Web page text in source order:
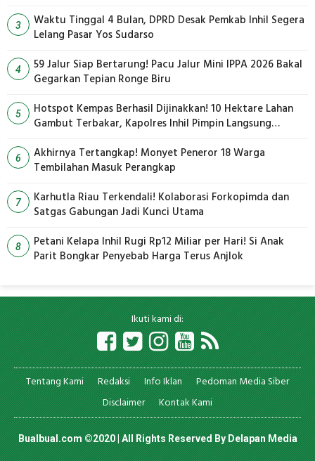
3
Waktu Tinggal 4 Bulan, DPRD Desak Pemkab Inhil Segera
Lelang Pasar Yos Sudarso
4
59 Jalur Siap Bertarung! Pacu Jalur Mini IPPA 2026 Bakal
Gegarkan Tepian Ronge Biru
5
Hotspot Kempas Berhasil Dijinakkan! 10 Hektare Lahan
Gambut Terbakar, Kapolres Inhil Pimpin Langsung
6
Akhirnya Tertangkap! Monyet Peneror 18 Warga
Tembilahan Masuk Perangkap
7
Karhutla Riau Terkendali! Kolaborasi Forkopimda dan
Satgas Gabungan Jadi Kunci Utama
8
Petani Kelapa Inhil Rugi Rp12 Miliar per Hari! Si Anak
Parit Bongkar Penyebab Harga Terus Anjlok
Ikuti kami di:
Tentang Kami Redaksi Info Iklan
Pedoman Media Siber
Disclaimer
Kontak Kami
Bualbual.com ©2020 | All Rights Reserved ByDelapan Media